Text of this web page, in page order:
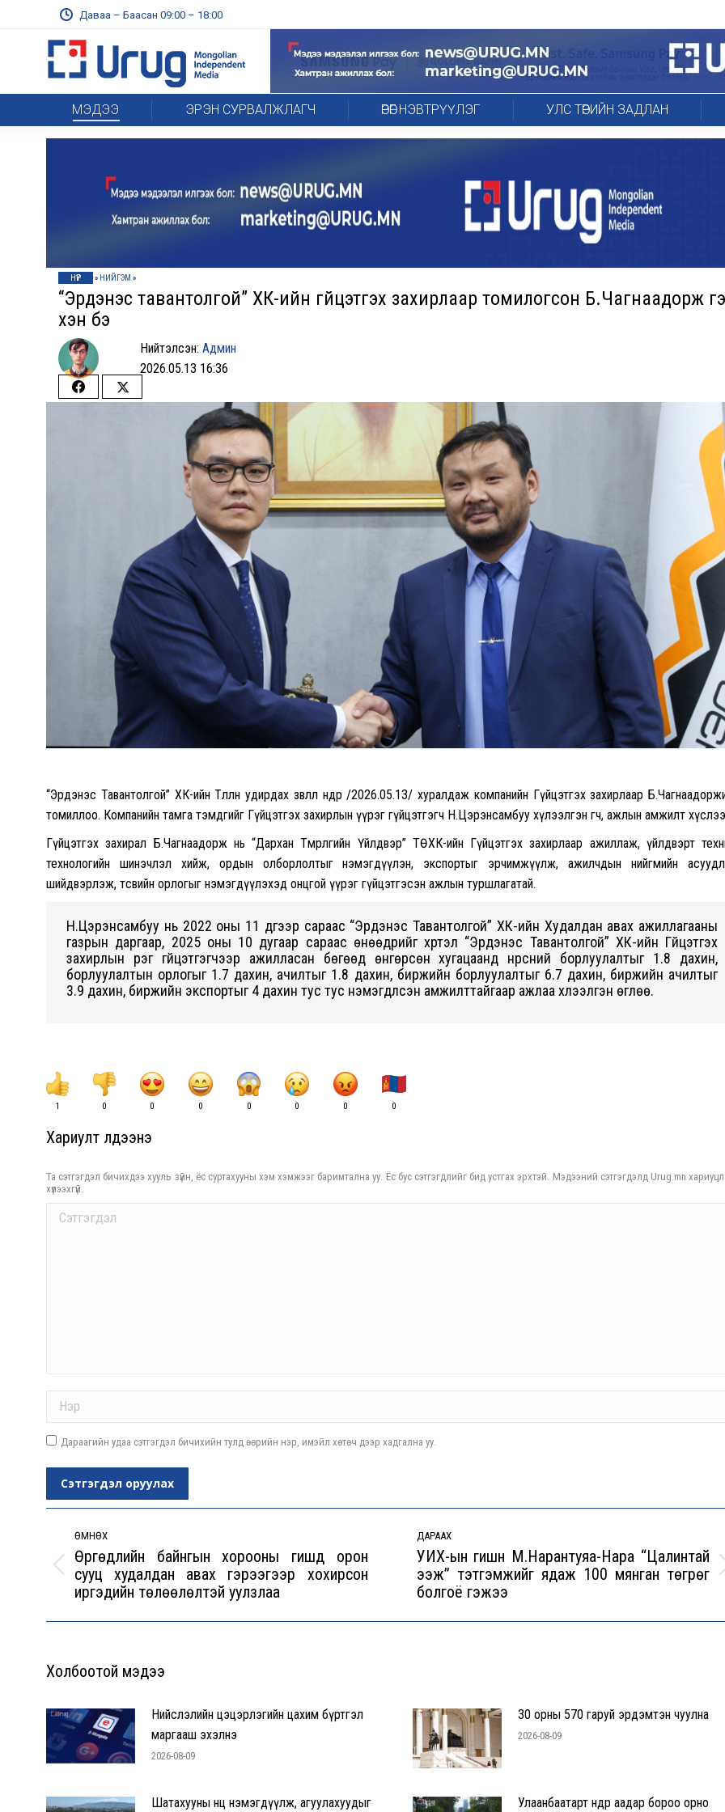
Даваа – Баасан 09:00 – 18:00
МЭДЭЭ ЭРЭН СУРВАЛЖЛАГЧ ӨРӨГ НЭВТРҮҮЛЭГ УЛС ТӨРИЙН ЗАДЛАН
НҮҮР » НИЙГЭМ »
“Эрдэнэс тавантолгой” ХК-ийн гүйцэтгэх захирлаар томилогсон Б.Чагнаадорж
хэн бэ
Нийтэлсэн:Админ
2026.05.13 16:36
Share
Share
“Эрдэнэс Тавантолгой” ХК-ийн Төлөөлөн удирдах зөвлөл өнөөдөр /2026.05.13/ хуралдаж компанийн Гүйцэтгэх захирлаар
томиллоо. Компанийн тамга тэмдгийг Гүйцэтгэх захирлын үүрэг гүйцэтгэгч Н.Цэрэнсамбуу хүлээлгэн өгч, ажлын амжилт
Гүйцэтгэх захирал Б.Чагнаадорж нь “Дархан Төмөрлөгийн Үйлдвэр” ТӨХК-ийн Гүйцэтгэх захирлаар ажиллаж, үйлдвэрт
технологийн шинэчлэл хийж, ордын олборлолтыг нэмэгдүүлэн, экспортыг эрчимжүүлж, ажилчдын нийгмийн
шийдвэрлэж, төсвийн орлогыг нэмэгдүүлэхэд онцгой үүрэг гүйцэтгэсэн ажлын туршлагатай.
Н.Цэрэнсамбуу нь 2022 оны 11 дүгээр сараас “Эрдэнэс Тавантолгой” ХК-ийн Худалдан авах ажиллагааны
газрын даргаар, 2025 оны 10 дугаар сараас өнөөдрийг хүртэл “Эрдэнэс Тавантолгой” ХК-ийн Гүйцэтгэх
захирлын үүрэг гүйцэтгэгчээр ажилласан бөгөөд өнгөрсөн хугацаанд нүүрсний борлуулалтыг 1.8 дахин,
борлуулалтын орлогыг 1.7 дахин, ачилтыг 1.8 дахин, биржийн борлуулалтыг 6.7 дахин, биржийн ачилтыг
3.9 дахин, биржийн экспортыг 4 дахин тус тус нэмэгдүүлсэн амжилттайгаар ажлаа хүлээлгэн өглөө.
1 0 0 0 0 0 0 0
Хариулт үлдээнэ үү
Та сэтгэгдэл бичихдээ хууль зүйн, ёс суртахууны хэм хэмжээг баримтална уу. Ёс бус сэтгэгдлийг бид устгах эрхтэй. Мэдээний сэтгэгдэлд Urug.mn
хүлээхгүй.
Comment
Дараагийн удаа сэтгэгдэл бичихийн тулд өөрийн нэр, имэйл хөтөч дээр хадгална уу.
Сэтгэгдэл оруулах
navigation
ӨМНӨХ
Previous
post:
Өргөдлийн байнгын хорооны гишүүд орон
сууц худалдан авах гэрээгээр хохирсон
иргэдийн төлөөлөлтэй уулзлаа
ДАРААХ
Next
post:
УИХ-ын гишүүн М.Нарантуяа-Нара “Цалинтай
ээж” тэтгэмжийг ядаж 100 мянган төгрөг
болгоё гэжээ
Холбоотой мэдээ
Нийслэлийн цэцэрлэгийн цахим бүртгэл
маргааш эхэлнэ
2026-08-09
30 орны 570 гаруй эрдэмтэн чуулна
2026-08-09
Шатахууны нөөц нэмэгдүүлж, агуулахуудыг Улаанбаатарт өнөөдөр аадар бороо орно